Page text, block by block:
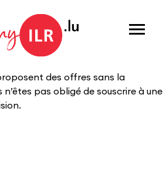
Menu
des offres sans la
pas obligé de souscrire à une